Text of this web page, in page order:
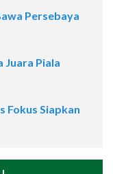
Persebaya
Juara Piala
Fokus Siapkan